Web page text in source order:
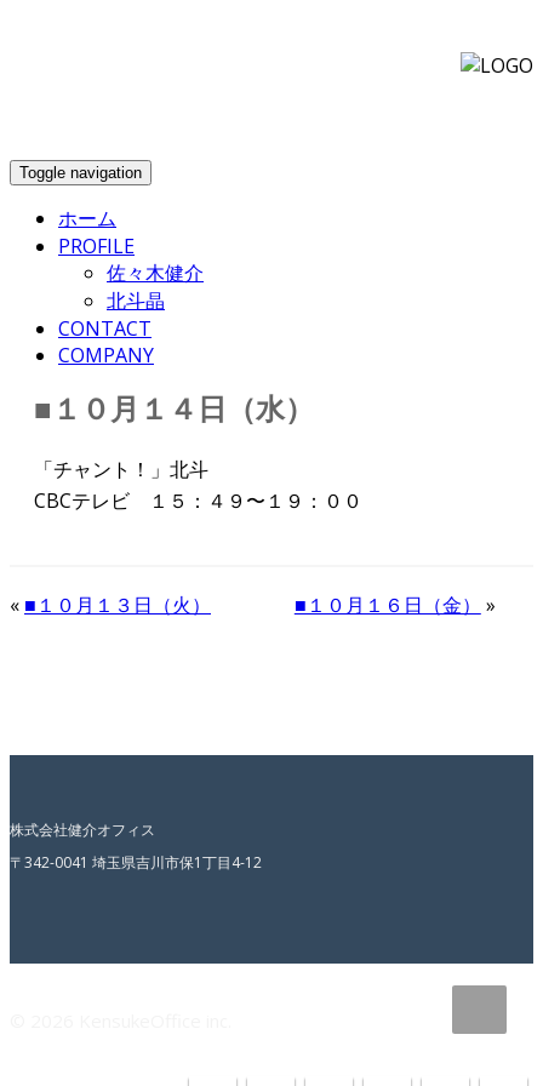
Toggle navigation
ホーム
PROFILE
佐々木健介
北斗晶
CONTACT
COMPANY
■１０月１４日（水）
「チャント！」北斗
CBCテレビ １５：４９〜１９：００
« ■１０月１３日（火） ■１０月１６日（金） »
株式会社健介オフィス
〒342-0041 埼玉県吉川市保1丁目4-12